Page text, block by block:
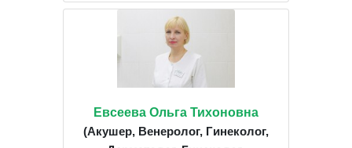
Евсеева Ольга Тихоновна
(Акушер, Венеролог, Гинеколог,